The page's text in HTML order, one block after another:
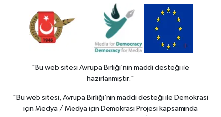
"Bu web sitesi Avrupa Birliği’nin maddi desteği ile
hazırlanmıştır."
"Bu web sitesi, Avrupa Birliği’nin maddi desteği ile Demokrasi
için Medya / Medya için Demokrasi Projesi kapsamında